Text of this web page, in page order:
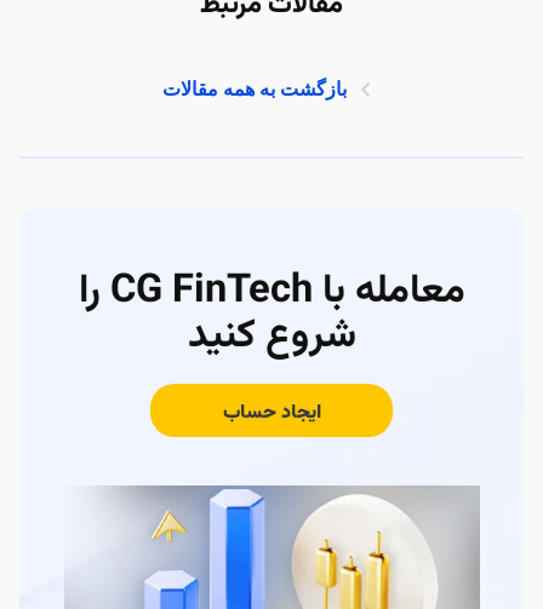
بازگشت به همه مقالات
معامله با CG FinTech را
شروع کنید
ایجاد حساب